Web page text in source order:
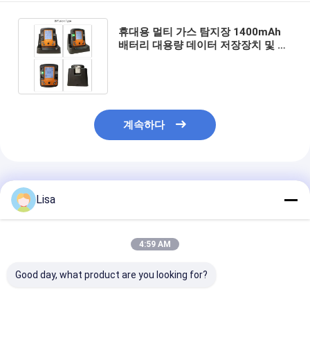
휴대용 멀티 가스 탐지장 1400mAh
배터리 대용량 데이터 저장장치 및 산
계속하다
추천된 제품
Lisa
4:59 AM
Good day, what product are you looking for?